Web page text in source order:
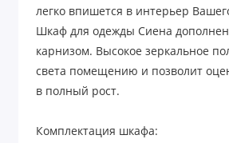
легко впишется в интерьер
Шкаф для одежды Сиена
карнизом. Высокое зеркальное
света помещению и позволит
в полный рост.
Комплектация шкафа: